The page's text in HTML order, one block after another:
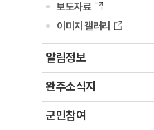
보도자료
이미지 갤러리
알림정보
완주소식지
군민참여